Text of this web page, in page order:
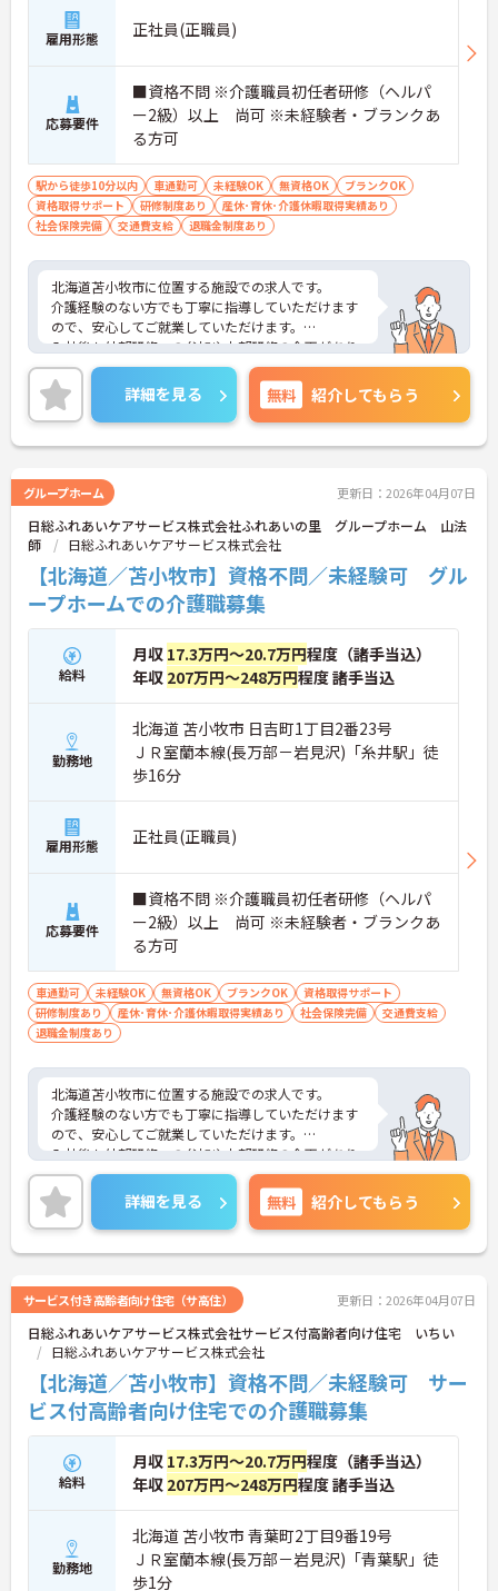
雇用形態 正社員(正職員)
応募要件
■資格不問 ※介護職員初任者研修（ヘルパ
ー2級）以上 尚可 ※未経験者・ブランクあ
る方可
駅から徒歩10分以内 車通勤可 未経験OK 無資格OK
ブランクOK
資格取得サポート
研修制度あり
産休･育休･介護休暇取得実績あり
社会保険完備
交通費支給 退職金制度あり
北海道苫小牧市に位置する施設での求人です。
介護経験のない方でも丁寧に指導していただけます
ので、安心してご就業していただけます。
入社後も外部研修への参加や内部研修の企画があり
ますので、スキルアップしていく事が出来ます。
ご興味のある方は、お気軽にお問い合わせくださ
い。
詳細を見る 無料 紹介してもらう
グループホーム 更新日：2026年04月07日
日総ふれあいケアサービス株式会社ふれあいの里 グループホーム 山法
師
日総ふれあいケアサービス株式会社
【北海道／苫小牧市】資格不問／未経験可 グル
ープホームでの介護職募集
給料
月収 17.3万円～20.7万円程度（諸手当込）
年収 207万円～248万円程度 諸手当込
勤務地
北海道 苫小牧市 日吉町1丁目2番23号
ＪＲ室蘭本線(長万部－岩見沢)「糸井駅」徒
歩16分
雇用形態 正社員(正職員)
応募要件
■資格不問 ※介護職員初任者研修（ヘルパ
ー2級）以上 尚可 ※未経験者・ブランクあ
る方可
車通勤可 未経験OK 無資格OK ブランクOK
資格取得サポート
研修制度あり
産休･育休･介護休暇取得実績あり 社会保険完備
交通費支給
退職金制度あり
北海道苫小牧市に位置する施設での求人です。
介護経験のない方でも丁寧に指導していただけます
ので、安心してご就業していただけます。
入社後も外部研修への参加や内部研修の企画があり
ますので、スキルアップしていく事が出来ます。
ご興味のある方は、お気軽にお問い合わせくださ
い。
詳細を見る 無料 紹介してもらう
サービス付き高齢者向け住宅（サ高住） 更新日：2026年04月07日
日総ふれあいケアサービス株式会社サービス付高齢者向け住宅 いちい
日総ふれあいケアサービス株式会社
【北海道／苫小牧市】資格不問／未経験可 サー
ビス付高齢者向け住宅での介護職募集
給料
月収 17.3万円～20.7万円程度（諸手当込）
年収 207万円～248万円程度 諸手当込
勤務地
北海道 苫小牧市 青葉町2丁目9番19号
ＪＲ室蘭本線(長万部－岩見沢)「青葉駅」徒
歩1分